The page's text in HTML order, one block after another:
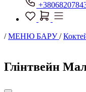
/МЕНЮ БАРУ/
Глінтвейн